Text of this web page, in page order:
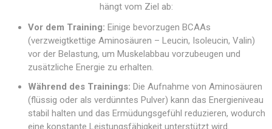
hängt vom Ziel ab:
Vor dem Training: Einige bevorzugen BCAAs
(verzweigtkettige Aminosäuren – Leucin, Isoleucin, Valin)
vor der Belastung, um Muskelabbau vorzubeugen und
zusätzliche Energie zu erhalten.
Während des Trainings: Die Aufnahme von Aminosäuren
(flüssig oder als verdünntes Pulver) kann das Energieniveau
stabil halten und das Ermüdungsgefühl reduzieren, wodurch
eine konstante Leistungsfähigkeit unterstützt wird.